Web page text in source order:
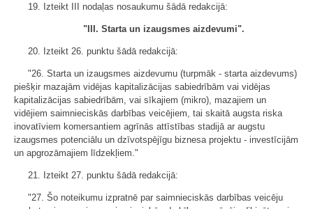
19. Izteikt III nodaļas nosaukumu šādā redakcijā:
"III. Starta un izaugsmes aizdevumi".
20. Izteikt 26. punktu šādā redakcijā:
"26. Starta un izaugsmes aizdevumu (turpmāk - starta aizdevums)
piešķir mazajām vidējas kapitalizācijas sabiedrībām vai vidējas
kapitalizācijas sabiedrībām, vai sīkajiem (mikro), mazajiem un
vidējiem saimnieciskās darbības veicējiem, tai skaitā augsta riska
inovatīviem komersantiem agrīnās attīstības stadijā ar augstu
izaugsmes potenciālu un dzīvotspējīgu biznesa projektu - investīcijām
un apgrozāmajiem līdzekļiem."
21. Izteikt 27. punktu šādā redakcijā:
"27. Šo noteikumu izpratnē par saimnieciskās darbības veicēju